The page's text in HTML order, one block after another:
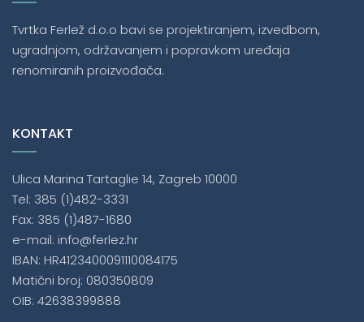
Tvrtka Ferlež d.o.o bavi se projektiranjem, izvedbom,
ugradnjom, održavanjem i popravkom uređaja
renomiranih proizvođača.
KONTAKT
Ulica Marina Tartaglie 14, Zagreb 10000
Tel: 385 (1)482-3331
Fax: 385 (1)487-1680
e-mail: info@ferlez.hr
IBAN: HR4123400091110084175
Matični broj: 080350809
OIB: 42638399888